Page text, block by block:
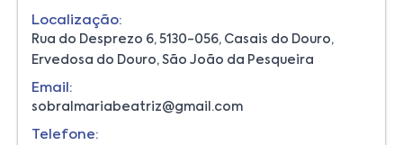
Localização:
Rua do Desprezo 6, 5130-056, Casais do Douro,
Ervedosa do Douro, São João da Pesqueira
Email:
sobralmariabeatriz@gmail.com
Telefone: